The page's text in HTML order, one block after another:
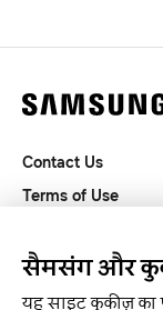
Contact Us
Terms of Use
SAMSUNG.COM
सैमसंग और
यह साइट कूकीज़ का